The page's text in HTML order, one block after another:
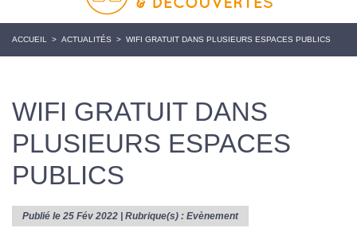
ACCUEIL > ACTUALITÉS > WIFI GRATUIT DANS PLUSIEURS ESPACES PUBLICS
WIFI GRATUIT DANS
PLUSIEURS ESPACES
PUBLICS
Publié le 25 Fév 2022 | Rubrique(s) : Evènement